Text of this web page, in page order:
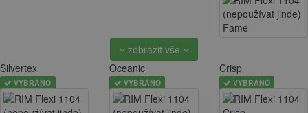
zobrazit vše
Silvertex
VYBRÁNO
Oceanic
VYBRÁNO
Crisp
VYBRÁNO